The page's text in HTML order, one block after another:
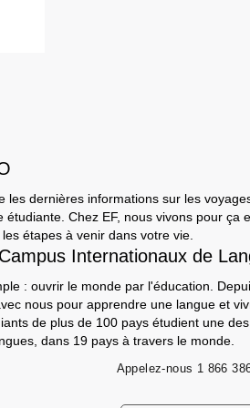
les dernières informations sur les
étudiante. Chez EF, nous vivons pour ça
étapes à venir dans votre vie.
Internationaux de
: ouvrir le monde par l'éducation.
nous pour apprendre une langue et
de plus de 100 pays étudient une
dans 19 pays à travers le monde.
Appelez-nous 1 866